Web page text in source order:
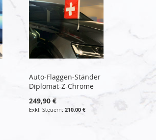
Auto-Flaggen-Ständer
Diplomat-Z-Chrome
249,90 €
210,00 €